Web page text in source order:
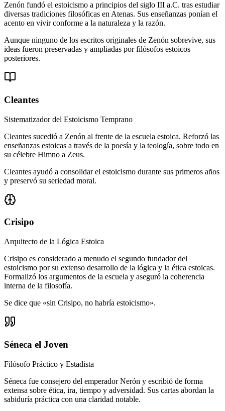
Zenón fundó el estoicismo a principios del siglo III a.C. tras estudiar
diversas tradiciones filosóficas en Atenas. Sus enseñanzas ponían el
acento en vivir conforme a la naturaleza y la razón.
Aunque ninguno de los escritos originales de Zenón sobrevive, sus
ideas fueron preservadas y ampliadas por filósofos estoicos
posteriores.
Cleantes
Sistematizador del Estoicismo Temprano
Cleantes sucedió a Zenón al frente de la escuela estoica. Reforzó las
enseñanzas estoicas a través de la poesía y la teología, sobre todo en
su célebre Himno a Zeus.
Cleantes ayudó a consolidar el estoicismo durante sus primeros años
y preservó su seriedad moral.
Crisipo
Arquitecto de la Lógica Estoica
Crisipo es considerado a menudo el segundo fundador del
estoicismo por su extenso desarrollo de la lógica y la ética estoicas.
Formalizó los argumentos de la escuela y aseguró la coherencia
interna de la filosofía.
Se dice que «sin Crisipo, no habría estoicismo».
Séneca el Joven
Filósofo Práctico y Estadista
Séneca fue consejero del emperador Nerón y escribió de forma
extensa sobre ética, ira, tiempo y adversidad. Sus cartas abordan la
sabiduría práctica con una claridad notable.